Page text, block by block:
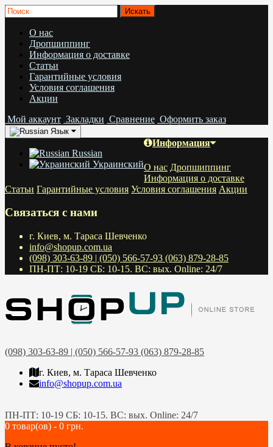
О нас
Дропшиппинг
Информация о доставке
Статьи
Гарантийные условия
Условия соглашения
Акции
Мой аккаунт Закладки Сравнение Оформить заказ
Язык
Russian
Украинский
Информация
О нас Дропшиппинг
Информация о доставке
Статьи Гарантийные условия Условия соглашения Акции
Связаться с нами
г. Киев, м. Тараса Шевченко
info@shopup.com.ua
(098) 303-63-89 | (050) 566-57-93 (063) 879-28-85
ПН-ПТ: 10-19 СБ: 10-15. ВС: вых. Online: 24/7
(098) 303-63-89 | (050) 566-57-93 (063) 879-28-85
г. Киев, м. Тараса Шевченко
info@shopup.com.ua
ПН-ПТ: 10-19 СБ: 10-15. ВС: вых. Online: 24/7
0 товар(ов) - 0 грн.